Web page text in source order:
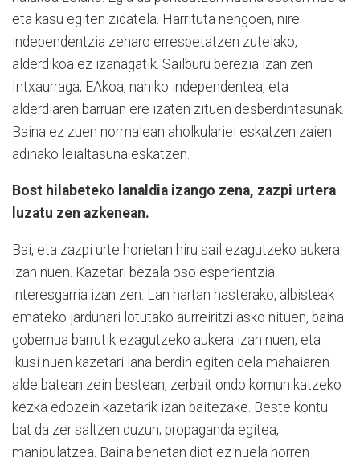
eta kasu egiten zidatela. Harrituta nengoen, nire
independentzia zeharo errespetatzen zutelako,
alderdikoa ez izanagatik. Sailburu berezia izan zen
Intxaurraga, EAkoa, nahiko independentea, eta
alderdiaren barruan ere izaten zituen desberdintasunak.
Baina ez zuen normalean aholkulariei eskatzen zaien
adinako leialtasuna eskatzen.
Bost hilabeteko lanaldia izango zena, zazpi urtera
luzatu zen azkenean.
Bai, eta zazpi urte horietan hiru sail ezagutzeko aukera
izan nuen. Kazetari bezala oso esperientzia
interesgarria izan zen. Lan hartan hasterako, albisteak
emateko jardunari lotutako aurreiritzi asko nituen, baina
gobernua barrutik ezagutzeko aukera izan nuen, eta
ikusi nuen kazetari lana berdin egiten dela mahaiaren
alde batean zein bestean, zerbait ondo komunikatzeko
kezka edozein kazetarik izan baitezake. Beste kontu
bat da zer saltzen duzun; propaganda egitea,
manipulatzea. Baina benetan diot ez nuela horren